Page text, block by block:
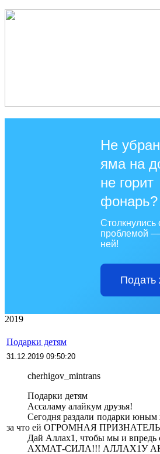
Не
яма на
не горит
фонарь?
Столкнулись
проблемой
ней!
Подать
2019
Подарки детям
31.12.2019 09:50:20
cherhigov_mintrans
Подарки детям
Ассаламу алайкум друзья!
Сегодня раздали подарки
за что ей ОГРОМНАЯ
Дай Аллах1, чтобы мы и впредь
АХМАТ-СИЛА!!! АЛЛАХ1У